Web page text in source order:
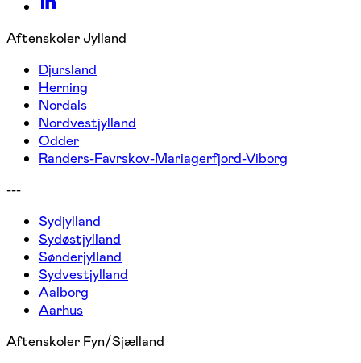
Aftenskoler Jylland
Djursland
Herning
Nordals
Nordvestjylland
Odder
Randers-Favrskov-Mariagerfjord-Viborg
---
Sydjylland
Sydøstjylland
Sønderjylland
Sydvestjylland
Aalborg
Aarhus
Aftenskoler Fyn/Sjælland